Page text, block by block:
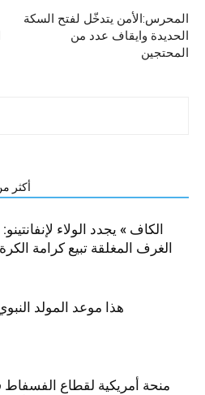
المحرس:الأمن يتدخّل لفتح السكة
الحديدة وايقاف عدد من
المحتجين
أكثر
الغرف المغلقة تبيع كرامة
هذا موعد المولد
منحة أمريكية لقطاع